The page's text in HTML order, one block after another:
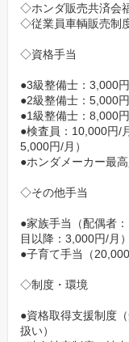
◇ホンダ販売共済会
◇従業員車輌販売制
◇資格手当
●3級整備士：3,000
●2級整備士：5,000
●1級整備士：8,000
●検査員：10,000円/
5,000円/月）
●ホンダメーカー最
◇その他手当
●家族手当（配偶者
目以降：3,000円/月）
●子育て手当（
◇制度・環境
●資格取得支援制度
扱い）